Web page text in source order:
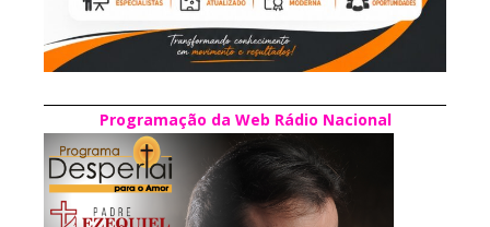
Programação da Web Rádio Nacional